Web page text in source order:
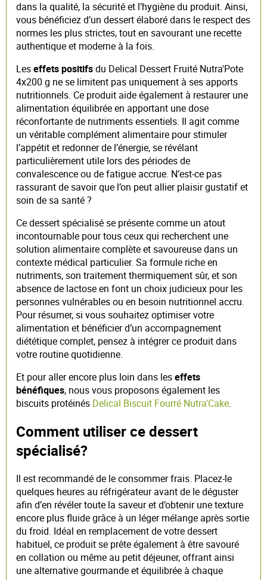
dans la qualité, la sécurité et l’hygiène du produit. Ainsi,
vous bénéficiez d’un dessert élaboré dans le respect des
normes les plus strictes, tout en savourant une recette
authentique et moderne à la fois.
Leseffets positifsdu Delical Dessert Fruité Nutra'Pote
4x200 g ne se limitent pas uniquement à ses apports
nutritionnels. Ce produit aide également à restaurer une
alimentation équilibrée en apportant une dose
réconfortante de nutriments essentiels. Il agit comme
un véritable complément alimentaire pour stimuler
l’appétit et redonner de l’énergie, se révélant
particulièrement utile lors des périodes de
convalescence ou de fatigue accrue. N’est-ce pas
rassurant de savoir que l’on peut allier plaisir gustatif et
soin de sa santé ?
Ce dessert spécialisé se présente comme un atout
incontournable pour tous ceux qui recherchent une
solution alimentaire complète et savoureuse dans un
contexte médical particulier. Sa formule riche en
nutriments, son traitement thermiquement sûr, et son
absence de lactose en font un choix judicieux pour les
personnes vulnérables ou en besoin nutritionnel accru.
Pour résumer, si vous souhaitez optimiser votre
alimentation et bénéficier d’un accompagnement
diététique complet, pensez à intégrer ce produit dans
votre routine quotidienne.
Et pour aller encore plus loin dans leseffets
bénéfiques, nous vous proposons également les
biscuits protéinés Delical Biscuit Fourré Nutra'Cake.
Comment utiliser ce dessert
spécialisé?
Il est recommandé de le consommer frais. Placez-le
quelques heures au réfrigérateur avant de le déguster
afin d’en révéler toute la saveur et d’obtenir une texture
encore plus fluide grâce à un léger mélange après sortie
du froid. Idéal en remplacement de votre dessert
habituel, ce produit se prête également à être savouré
en collation ou même au petit déjeuner, offrant ainsi
une alternative gourmande et équilibrée à chaque